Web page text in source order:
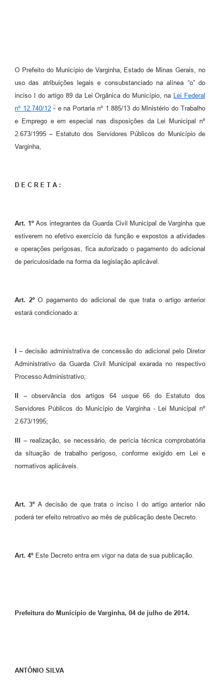
O Prefeito do Município de Varginha, Estado de Minas Gerais, no
uso das atribuições legais e consubstanciado na alínea “o” do
inciso I do artigo 89 da Lei Orgânica do Município, na Lei Federal
nº 12.740/12 e na Portaria nº 1.885/13 do Ministério do Trabalho
e Emprego e em especial nas disposições da Lei Municipal nº
2.673/1995 – Estatuto dos Servidores Públicos do Município de
Varginha,
D E C R E T A :
Art. 1º Aos integrantes da Guarda Civil Municipal de Varginha que
estiverem no efetivo exercício da função e expostos a atividades
e operações perigosas, fica autorizado o pagamento do adicional
de periculosidade na forma da legislação aplicável.
Art. 2º O pagamento do adicional de que trata o artigo anterior
estará condicionado a:
– decisão administrativa de concessão do adicional pelo Diretor
Administrativo da Guarda Civil Municipal exarada no respectivo
Processo Administrativo;
– observância dos artigos 64 usque
66 do Estatuto dos
Servidores Públicos do Município de Varginha - Lei Municipal nº
2.673/1995;
– realização, se necessário, de perícia técnica comprobatória
da situação de trabalho perigoso, conforme exigido em Lei e
normativos aplicáveis.
Art. 3º A decisão de que trata o inciso I do artigo anterior não
poderá ter efeito retroativo ao mês de publicação deste Decreto.
Art. 4º Este Decreto entra em vigor na data de sua publicação.
Prefeitura do Município de Varginha, 04 de julho de 2014.
ANTÔNIO SILVA